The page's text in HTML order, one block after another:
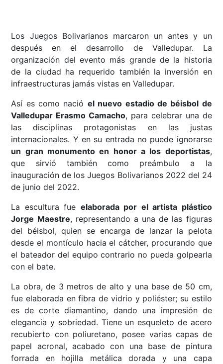
Los Juegos Bolivarianos marcaron un antes y un
después en el desarrollo de Valledupar. La
organización del evento más grande de la historia
de la ciudad ha requerido también la inversión en
infraestructuras jamás vistas en Valledupar.
Así es como nació el nuevo estadio de béisbol de
Valledupar Erasmo Camacho, para celebrar una de
las disciplinas protagonistas en las justas
internacionales. Y en su entrada no puede ignorarse
un gran monumento en honor a los deportistas,
que sirvió también como preámbulo a la
inauguración de los Juegos Bolivarianos 2022 del 24
de junio del 2022.
La escultura fue elaborada por el artista plástico
Jorge Maestre, representando a una de las figuras
del béisbol, quien se encarga de lanzar la pelota
desde el montículo hacia el cátcher, procurando que
el bateador del equipo contrario no pueda golpearla
con el bate.
La obra, de 3 metros de alto y una base de 50 cm,
fue elaborada en fibra de vidrio y poliéster; su estilo
es de corte diamantino, dando una impresión de
elegancia y sobriedad. Tiene un esqueleto de acero
recubierto con poliuretano, posee varias capas de
papel acronal, acabado con una base de pintura
forrada en hojilla metálica dorada y una capa